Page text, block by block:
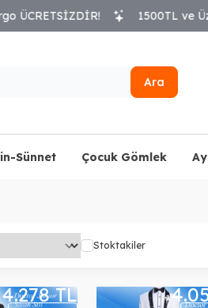
1500TL ve
Ara
Sünnet Çocuk Gömlek
Stoktakiler
4.278TL